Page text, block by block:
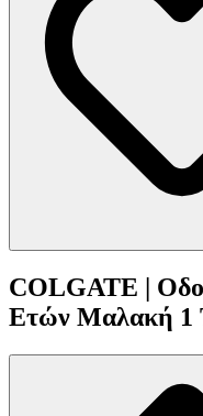
COLGATE |
Ετών Μαλακή 1